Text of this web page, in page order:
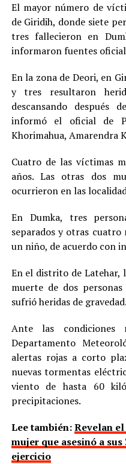
El mayor número de
de Giridih, donde siete
tres fallecieron en
informaron fuentes
En la zona de Deori, en
y tres resultaron
descansando
informó el oficial de
Khorimahua, Amarendra
Cuatro de las víctimas
años. Las otras dos
ocurrieron en las
En Dumka, tres
separados y otras
un niño, de acuerdo con
En el distrito de Latehar,
muerte de dos
sufrió heridas de gravedad.
Ante las condiciones
Departamento
alertas rojas a corto
nuevas tormentas
viento de hasta 60
precipitaciones.
Lee también:Revelan
mujer que asesinó a
ejercicio